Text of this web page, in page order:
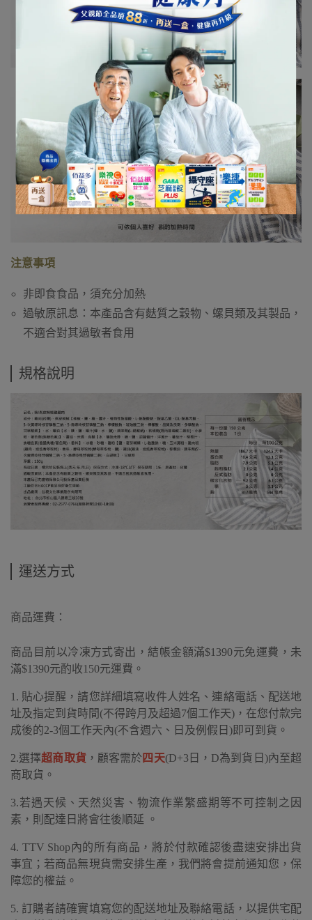
注意事項
非即食食品，須充分加熱
過敏原訊息：本產品含有麩質之穀物、螺貝類及其製品，
不適合對其過敏者食用
規格說明
運送方式
商品運費：
商品目前以冷凍方式寄出，結帳金額滿$1390元免運費，未
滿$1390元酌收150元運費。
1. 貼心提醒，請您詳細填寫收件人姓名、連絡電話、配送地
址及指定到貨時間(不得跨月及超過7個工作天)，在您付款完
成後的2-3個工作天內(不含週六、日及例假日)即可到貨。
2.選擇超商取貨，顧客需於 四天(D+3日，D為到貨日)內至超
商取貨。
3.若遇天候、天然災害、物流作業繁盛期等不可控制之因
素，則配達日將會往後順延 。
4. TTV Shop內的所有商品，將於付款確認後盡速安排出貨
事宜；若商品無現貨需安排生產，我們將會提前通知您，保
障您的權益。
5. 訂購者請確實填寫您的配送地址及聯絡電話，以提供宅配